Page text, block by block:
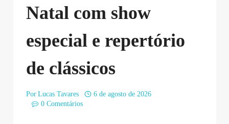
Natal com show
especial e repertório
de clássicos
Por Lucas Tavares
6 de agosto de 2026
0 Comentários